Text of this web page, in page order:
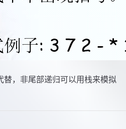
，非尾部递归可以用栈来模拟